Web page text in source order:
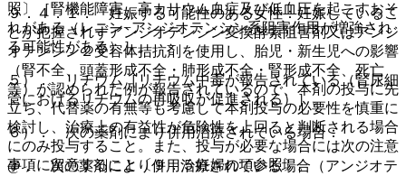
照〕［腎機能障害、高カリウム血症及び低血圧を起こすおそ
れがある（レニン−アンジオテンシン系阻害作用が増強され
る可能性がある）］。
５）． リチウム［リチウム中毒が報告されている（腎尿細
管におけるリチウムの再吸収が促進される）］。
６）． 次の薬剤により併用治療されている場合：
@． 次の薬剤により併用治療されている場合（アンジオテ
９．４．１． 妊娠する可能性のある女性：妊娠しているこ
とが把握されずアンジオテンシン変換酵素阻害剤又はアンジ
オテンシン２受容体拮抗剤を使用し、胎児・新生児への影響
（腎不全、頭蓋形成不全・肺形成不全・腎形成不全、死亡
等）が認められた例が報告されているので、本剤の投与に先
立ち、代替薬の有無等も考慮して本剤投与の必要性を慎重に
検討し、治療上の有益性が危険性を上回ると判断される場合
にのみ投与すること。また、投与が必要な場合には次の注意
事項に留意すること〔９．５妊婦の項参照〕。